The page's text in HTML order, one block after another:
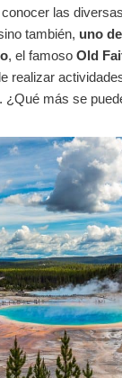
las
también, uno
, el famoso Old
realizar
¿Qué más se